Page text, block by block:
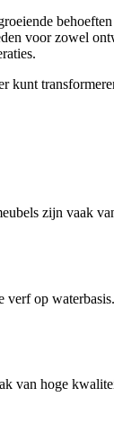
voor zowel
kunt
zijn vaak
op
van hoge